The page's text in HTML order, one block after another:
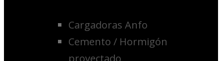
Cargadoras Anfo
Cemento / Hormigón
proyectado